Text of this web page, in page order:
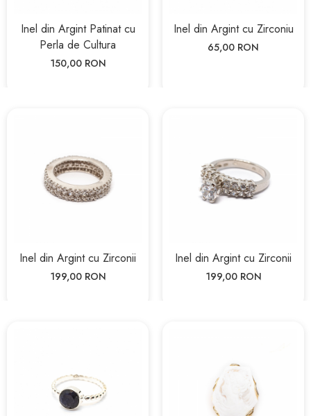
Inel din Argint Patinat cu
Perla de Cultura
150,00 RON
Inel din Argint cu Zirconiu
65,00 RON
Inel din Argint cu Zirconii
199,00 RON
Inel din Argint cu Zirconii
199,00 RON